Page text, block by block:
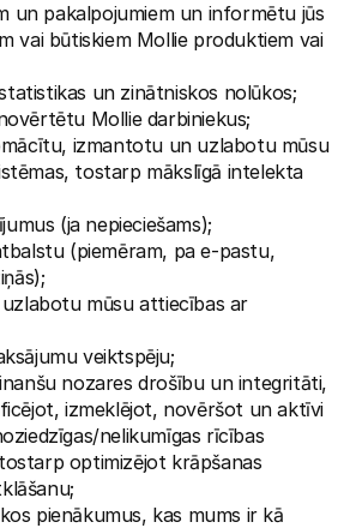
un pakalpojumiem un informētu jūs
vai būtiskiem Mollie produktiem vai
un zinātniskos nolūkos;
Mollie darbiniekus;
izmantotu un uzlabotu mūsu
tostarp mākslīgā intelekta
(ja nepieciešams);
(piemēram, pa e-pastu,
mūsu attiecības ar
veiktspēju;
nozares drošību un integritāti,
izmeklējot, novēršot un aktīvi
nelikumīgas rīcības
optimizējot krāpšanas
pienākumus, kas mums ir kā